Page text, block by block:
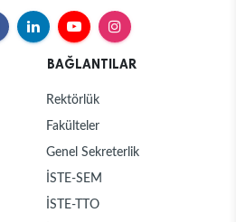
BAĞLANTILAR
Rektörlük
Fakülteler
Genel Sekreterlik
İSTE-SEM
İSTE-TTO